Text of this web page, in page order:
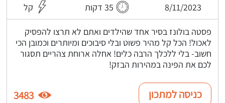
8/11/2023 35 דקות קל
פסטה בולונז בסיר אחד שהילדים ואתם לא תרצו להפסיק
לאכול! הכל קל מהיר פשוט ובלי סיבוכים ומיותרים וכמובן הכי
חשוב- בלי ללכלך הרבה כלים! אחלה ארוחת צהריים תסגור
לכם את הפינה במהירות הבזק!
כניסה למתכון 3483